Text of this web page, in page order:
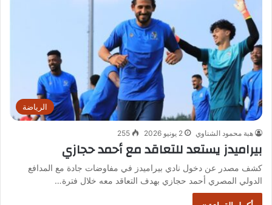
الرياضة
هبة محمود الشناوي 2 يونيو 2026 255
بيراميدز يستعد للتعاقد مع أحمد حجازي
كشف مصدر عن دخول نادي بيراميدز في مفاوضات جادة مع المدافع
الدولي المصري أحمد حجازي بهدف التعاقد معه خلال فترة…